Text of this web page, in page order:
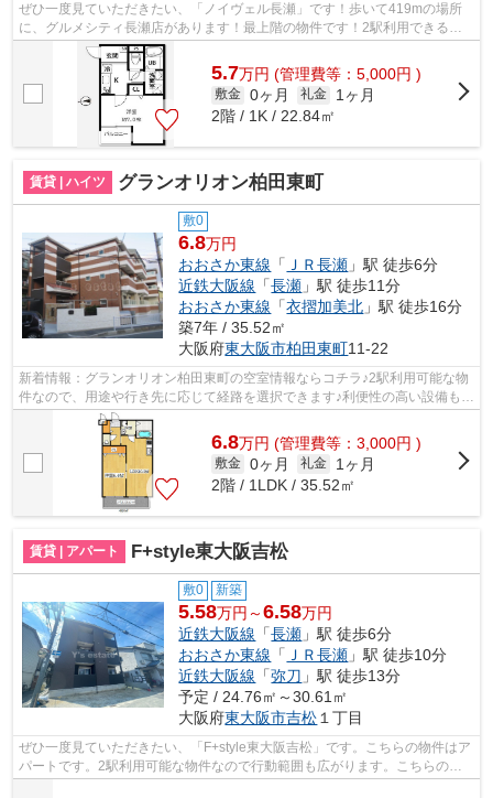
ぜひ一度見ていただきたい、「ノイヴェル長瀬」です！歩いて419mの場所
に、グルメシティ長瀬店があります！最上階の物件です！2駅利用できる物
件は電車での移動が便利です！より詳しい...
5.7万円 (管理費等：5,000円 )
敷金 0ヶ月 礼金
1ヶ月
2階 / 1K / 22.84㎡
賃貸 | ハイツ グランオリオン柏田東町
敷0
6.8万円
おおさか東線 「 ＪＲ長瀬 」駅 徒歩6分
近鉄大阪線 「長瀬 」駅 徒歩11分
おおさか東線 「衣摺加美北 」駅 徒歩16分
築7年 / 35.52㎡
大阪府東大阪市柏田東町11-22
新着情報：グランオリオン柏田東町の空室情報ならコチラ♪2駅利用可能な物
件なので、用途や行き先に応じて経路を選択できます♪利便性の高い設備も充
実した、高ニーズな2018年築の物件で...
6.8万円 (管理費等：3,000円 )
敷金 0ヶ月 礼金
1ヶ月
2階 / 1LDK / 35.52㎡
賃貸 | アパート F+style東大阪吉松
敷0 新築
5.58万円～6.58万円
近鉄大阪線 「長瀬 」駅 徒歩6分
おおさか東線 「 ＪＲ長瀬 」駅 徒歩10分
近鉄大阪線 「弥刀 」駅 徒歩13分
予定 / 24.76㎡～30.61㎡
大阪府東大阪市吉松 １丁目
ぜひ一度見ていただきたい、「F+style東大阪吉松」です。こちらの物件はア
パートです。2駅利用可能な物件なので行動範囲も広がります。こちらの物